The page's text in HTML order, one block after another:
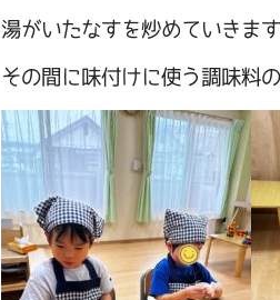
湯がいたなすを炒めていきま
その間に味付けに使う調味料